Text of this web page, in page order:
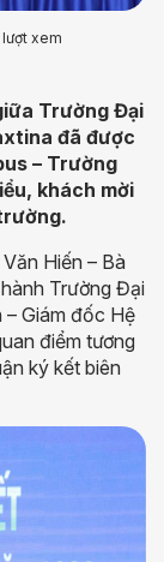
xem
Trường Đại
đã được
– Trường
khách mời
Hiến – Bà
Trường Đại
Giám đốc Hệ
điểm tương
ký kết biên